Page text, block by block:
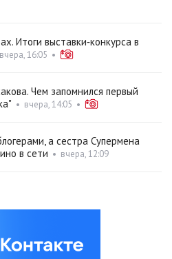
Итоги выставки‑конкурса в
вчера, 16:05 •
Чем запомнился первый
• вчера, 14:05 •
а сестра Супермена
в сети • вчера, 12:09